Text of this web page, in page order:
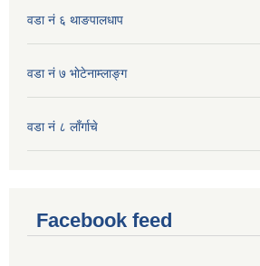
वडा नं ६ थाङपालधाप
वडा नं ७ भाेटेनाम्लाङ्ग
वडा नं ८ लाँर्गाचे
Facebook feed